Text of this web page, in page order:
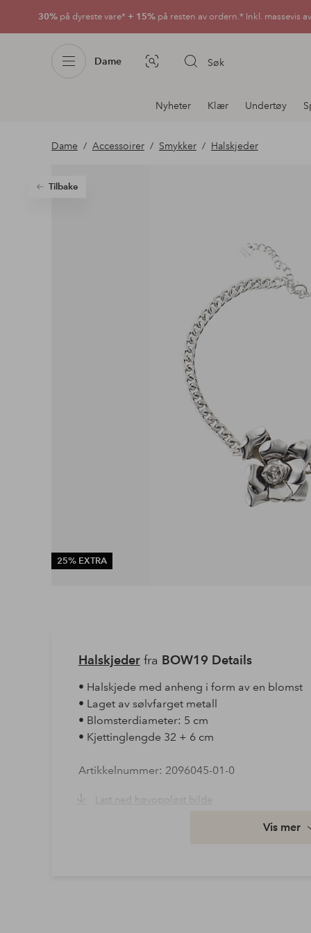
30% på dyreste vare* + 15% på resten av ordern.* Inkl. massevis
Dame Bildesøk Søk
Avdelingsnavigering
Nyheter Klær Undertøy
Dame Accessoirer Smykker Halskjeder
Tilbake
25% EXTRA
Halskjederfra BOW19 Details
• Halskjede med anheng i form av en blomst
• Laget av sølvfarget metall
• Blomsterdiameter: 5 cm
• Kjettinglengde 32 + 6 cm
Artikkelnummer: 2096045-01-0
Last ned høyoppløst bilde
Vis mer